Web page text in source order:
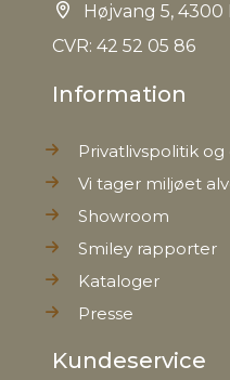
Højvang 5,
CVR: 42 52 05 86
Information
Privatlivspolitik og
Vi tager miljøet
Showroom
Smiley rapporter
Kataloger
Presse
Kundeservice